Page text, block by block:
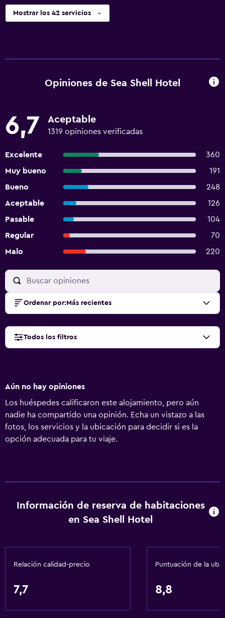
Mostrar los 42 servicios
Opiniones de Sea Shell Hotel
6,7 Aceptable
1319 opiniones verificadas
Excelente
360
Muy bueno
191
Bueno
248
Aceptable
126
Pasable
104
Regular
70
Malo
220
Ordenar por: Más recientes
Todos los filtros
Aún no hay opiniones
Los huéspedes calificaron este alojamiento, pero aún
nadie ha compartido una opinión. Echa un vistazo a las
fotos, los servicios y la ubicación para decidir si es la
opción adecuada para tu viaje.
Información de reserva de habitaciones
en Sea Shell Hotel
Relación calidad-precio
7,7
Puntuación de la
8,8